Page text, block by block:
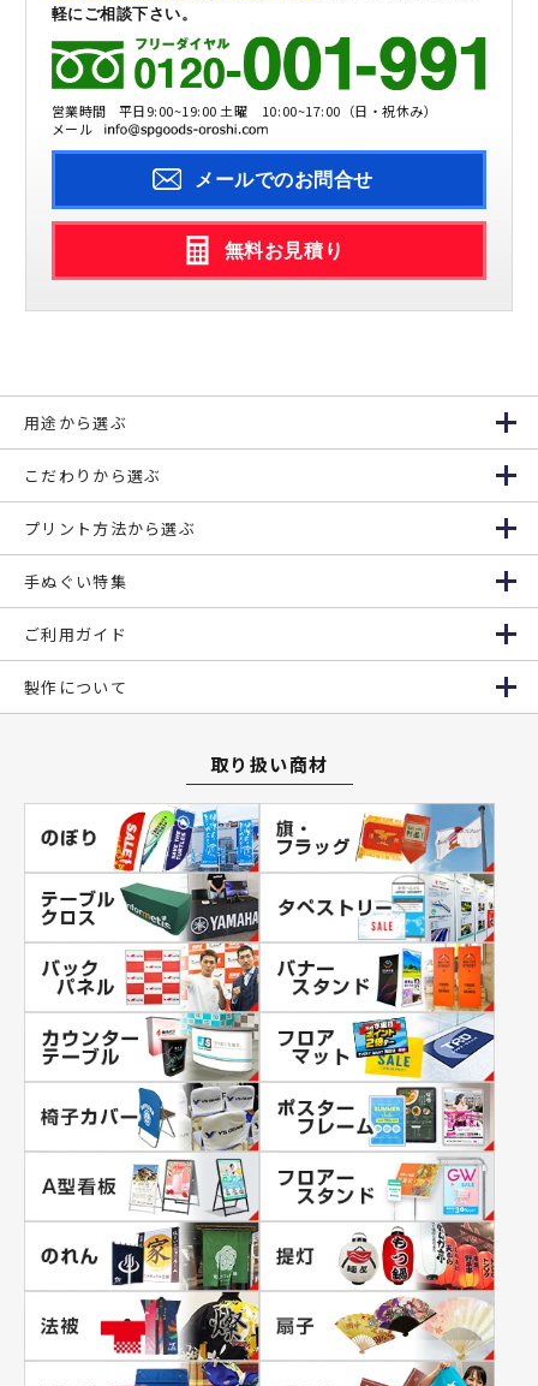
軽にご相談下さい。
営業時間
平日9:00~19:00 土曜 10:00~17:00（日・祝休み）
メール
メールでのお問合せ
無料お見積り
用途から選ぶ
こだわりから選ぶ
プリント方法から選ぶ
手ぬぐい特集
ご利用ガイド
製作について
取り扱い商材